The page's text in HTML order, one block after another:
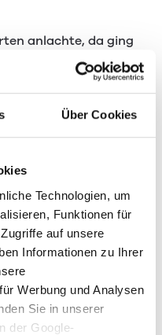
Über Cookies
Technologien, um
Funktionen für
auf unsere
Informationen zu Ihrer
Werbung und Analysen
Sie in unserer
der Google-
anlachte, da ging
Stall, der gerade
dreckig gewesen war,
Engel waren da zu
Gott.
der Heiland der
die guten Willens
Josef gemeint
euch sagen, wenn